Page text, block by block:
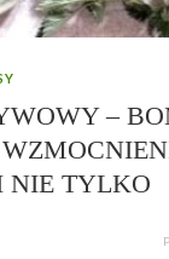
–
NIE TYLKO